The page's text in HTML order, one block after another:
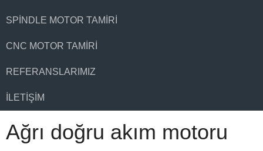
SPINDLE MOTOR TAMIRI
CNC MOTOR TAMIRI
REFERANSLARIMIZ
İLETIŞIM
Ağrı doğru akım motoru